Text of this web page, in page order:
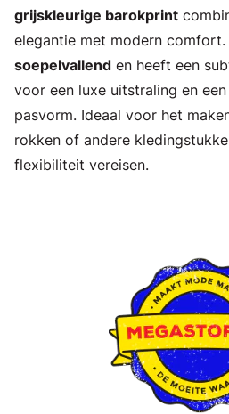
grijskleurige barokprint
elegantie met modern
soepelvallend en heeft een
voor een luxe uitstraling en
pasvorm. Ideaal voor het
rokken of andere
flexibiliteit vereisen.